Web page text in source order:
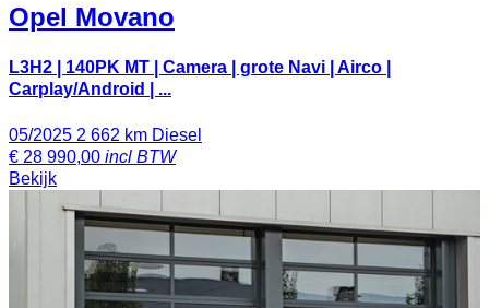
Opel Movano
L3H2 | 140PK MT | Camera | grote Navi | Airco |
Carplay/Android | ...
05/2025 2 662 km Diesel
€ 28 990,00 incl BTW
Bekijk